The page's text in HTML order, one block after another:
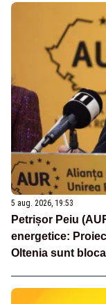
5 aug. 2026, 19:53
Petrișor Peiu
energetice:
Oltenia sunt